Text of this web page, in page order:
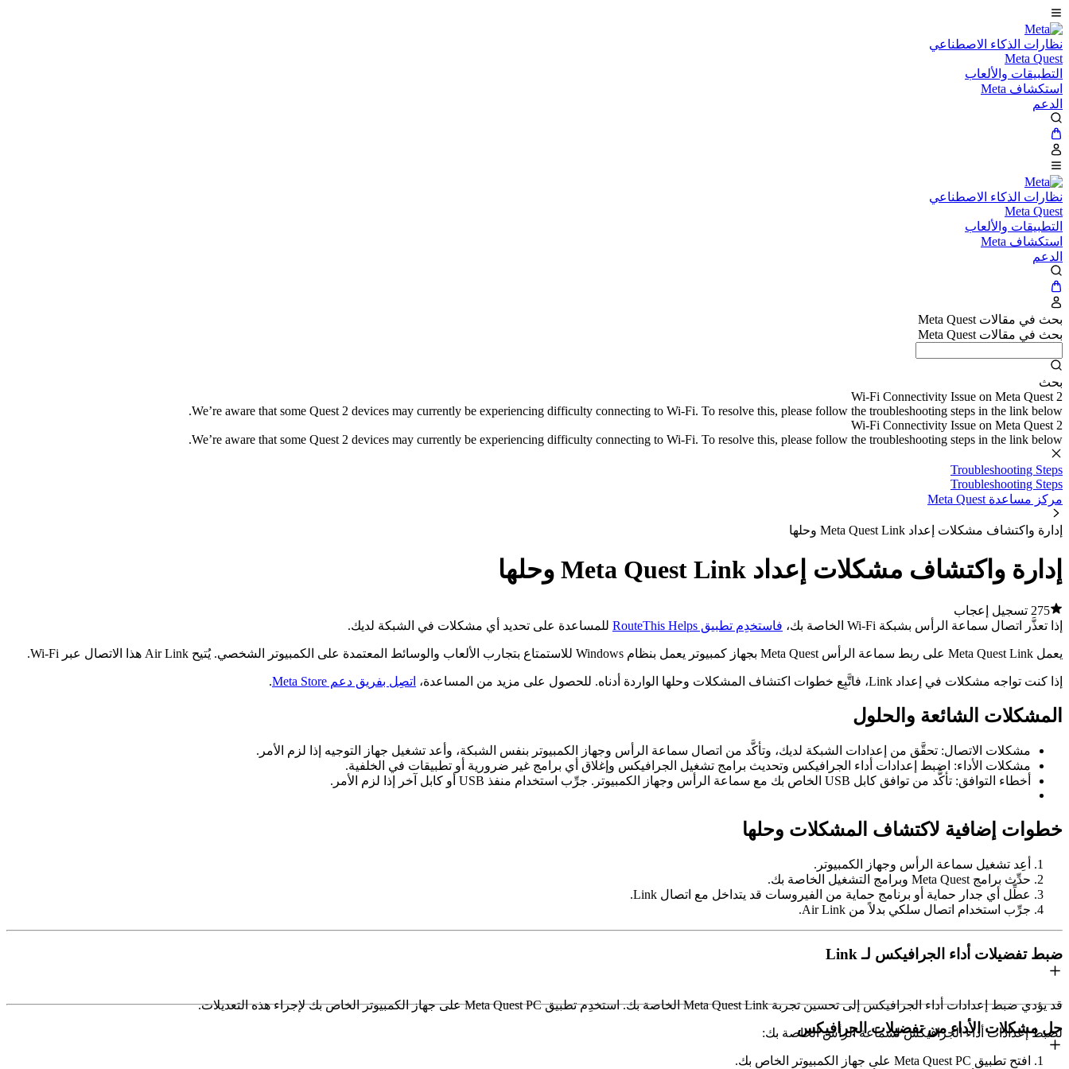
نظارات الذكاء الاصطناعي
Meta Quest
التطبيقات والألعاب
استكشاف Meta
الدعم
نظارات الذكاء الاصطناعي
Meta Quest
التطبيقات والألعاب
استكشاف Meta
الدعم
بحث في مقالات Meta Quest
بحث في مقالات Meta Quest
بحث
Wi-Fi Connectivity Issue on Meta Quest 2
We’re aware that some Quest 2 devices may currently be experiencing difficulty connecting to Wi-Fi. To resolve this, please follow the troubleshooting steps in the link below.
Wi-Fi Connectivity Issue on Meta Quest 2
We’re aware that some Quest 2 devices may currently be experiencing difficulty connecting to Wi-Fi. To resolve this, please follow the troubleshooting steps in the link below.
Troubleshooting Steps
Troubleshooting Steps
مركز مساعدة Meta Quest
إدارة واكتشاف مشكلات إعداد Meta Quest Link وحلها
إدارة واكتشاف مشكلات إعداد Meta Quest Link وحلها
275 تسجيل إعجاب
إذا تعذَّر اتصال سماعة الرأس بشبكة Wi-Fi الخاصة بك،
فاستخدِم تطبيق RouteThis Helps للمساعدة على تحديد أي مشكلات في الشبكة لديك.
يعمل Meta Quest Link على ربط سماعة الرأس Meta Quest بجهاز كمبيوتر يعمل بنظام Windows للاستمتاع بتجارب الألعاب والوسائط المعتمدة على الكمبيوتر الشخصي. يُتيح Air Link هذا الاتصال عبر Wi-Fi.
إذا كنت تواجه مشكلات في إعداد Link، فاتَّبِع خطوات اكتشاف المشكلات وحلها الواردة أدناه. للحصول على مزيد من المساعدة، اتصِل بفريق دعم Meta Store .
المشكلات الشائعة والحلول
مشكلات الاتصال: تحقَّق من إعدادات الشبكة لديك، وتأكَّد من اتصال سماعة الرأس وجهاز الكمبيوتر بنفس الشبكة، وأعد تشغيل جهاز التوجيه إذا لزم الأمر.
مشكلات الأداء: اضبط إعدادات أداء الجرافيكس وتحديث برامج تشغيل الجرافيكس وإغلاق أي برامج غير ضرورية أو تطبيقات في الخلفية.
أخطاء التوافق: تأكَّد من توافق كابل USB الخاص بك مع سماعة الرأس وجهاز الكمبيوتر. جرِّب استخدام منفذ USB أو كابل آخر إذا لزم الأمر.
خطوات إضافية لاكتشاف المشكلات وحلها
أعِد تشغيل سماعة الرأس وجهاز الكمبيوتر.
حدِّث برامج Meta Quest وبرامج التشغيل الخاصة بك.
عطِّل أي جدار حماية أو برنامج حماية من الفيروسات قد يتداخل مع اتصال Link.
جرِّب استخدام اتصال سلكي بدلاً من Air Link.
ضبط تفضيلات أداء الجرافيكس لـ Link
قد يؤدي ضبط إعدادات أداء الجرافيكس إلى تحسين تجربة Meta Quest Link الخاصة بك. استخدِم تطبيق Meta Quest PC على جهاز الكمبيوتر الخاص بك لإجراء هذه التعديلات.
لضبط إعدادات أداء الجرافيكس لسماعة الرأس الخاصة بك:
افتح تطبيق Meta Quest PC على جهاز الكمبيوتر الخاص بك.
حل مشكلات الأداء من تفضيلات الجرافيكس